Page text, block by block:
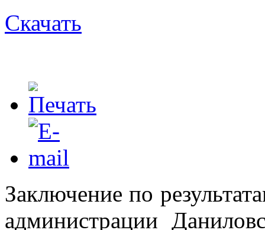
Скачать
Заключение по
администрации